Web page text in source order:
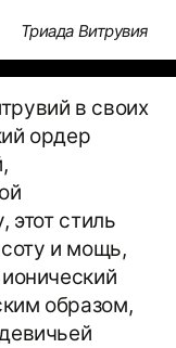
Триада Витрувия
в своих
ордер
этот стиль
и мощь,
образом,